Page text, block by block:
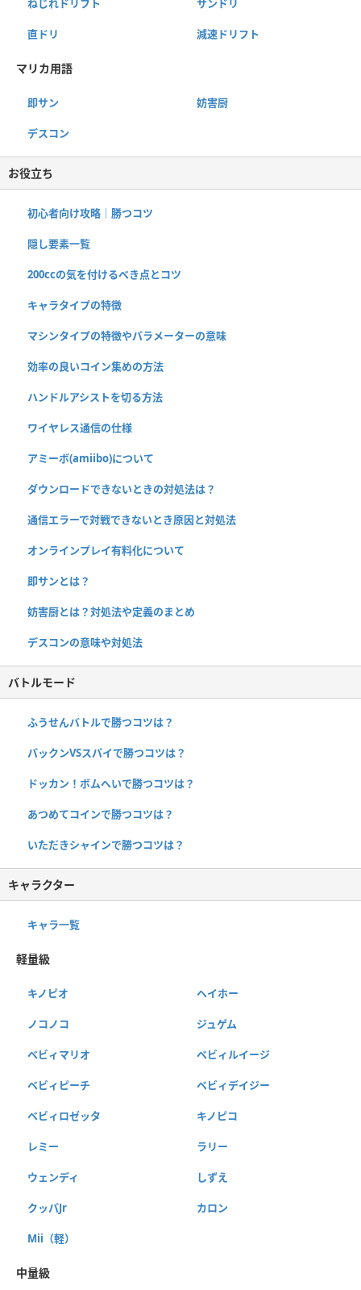
ねじれドリフト サンドリ
直ドリ 減速ドリフト
マリカ用語
即サン 妨害厨
デスコン
お役立ち
初心者向け攻略｜勝つコツ
隠し要素一覧
200ccの気を付けるべき点とコツ
キャラタイプの特徴
マシンタイプの特徴やパラメーターの意味
効率の良いコイン集めの方法
ハンドルアシストを切る方法
ワイヤレス通信の仕様
アミーボ(amiibo)について
ダウンロードできないときの対処法は？
通信エラーで対戦できないとき原因と対処法
オンラインプレイ有料化について
即サンとは？
妨害厨とは？対処法や定義のまとめ
デスコンの意味や対処法
バトルモード
ふうせんバトルで勝つコツは？
パックンVSスパイで勝つコツは？
ドッカン！ボムへいで勝つコツは？
あつめてコインで勝つコツは？
いただきシャインで勝つコツは？
キャラクター
キャラ一覧
軽量級
キノピオ ヘイホー
ノコノコ ジュゲム
ベビィマリオ ベビィルイージ
ベビィピーチ ベビィデイジー
ベビィロゼッタ キノピコ
レミー ラリー
ウェンディ しずえ
クッパJr カロン
Mii（軽）
中量級